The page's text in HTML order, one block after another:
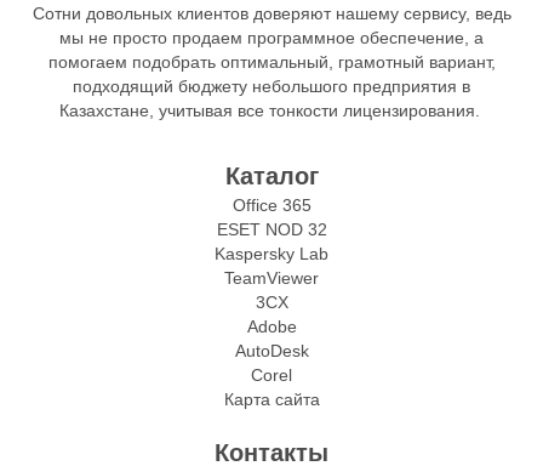
Сотни довольных клиентов доверяют нашему сервису, ведь
мы не просто продаем программное обеспечение, а
помогаем подобрать оптимальный, грамотный вариант,
подходящий бюджету небольшого предприятия в
Казахстане, учитывая все тонкости лицензирования.
Каталог
Office 365
ESET NOD 32
Kaspersky Lab
TeamViewer
3CX
Adobe
AutoDesk
Corel
Карта сайта
Контакты